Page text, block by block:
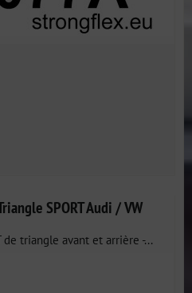
SPORT Audi / VW
de triangle avant et arrière -...